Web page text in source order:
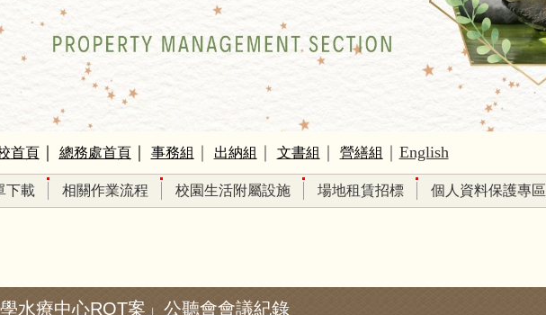
首頁｜ 總務處首頁｜ 事務組 ｜ 出納組 ｜ 文書組 ｜ 營繕組 ｜ English
下載 相關作業流程 校園生活附屬設施 場地租賃招標 個人資料保護專區
水療中心ROT案」公聽會會議紀錄